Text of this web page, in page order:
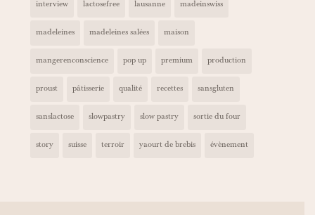
interview lactosefree lausanne madeinswiss
madeleines madeleines salées maison
mangerenconscience pop up premium production
proust pâtisserie qualité recettes sansgluten
sanslactose slowpastry slow pastry sortie du four
story suisse terroir yaourt de brebis évènement